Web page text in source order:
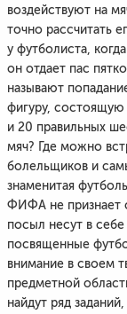
воздействуют на
точно рассчитать
у футболиста,
он отдает пас
называют
фигуру, состоящую
и 20 правильных
мяч? Где можно
болельщиков и
знаменитая
ФИФА не признает
посыл несут в
посвященные
внимание в своем
предметной
найдут ряд